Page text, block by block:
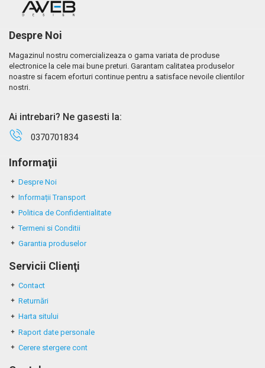
Despre Noi
Magazinul nostru comercializeaza o gama variata de produse
electronice la cele mai bune preturi. Garantam calitatea produselor
noastre si facem eforturi continue pentru a satisface nevoile clientilor
nostri.
Ai intrebari? Ne gasesti la:
0370701834
Informaţii
Despre Noi
Informații Transport
Politica de Confidentialitate
Termeni si Conditii
Garantia produselor
Servicii Clienţi
Contact
Returnări
Harta sitului
Raport date personale
Cerere stergere cont